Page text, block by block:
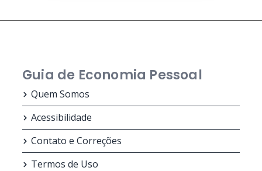
Guia de Economia Pessoal
Quem Somos
Acessibilidade
Contato e Correções
Termos de Uso